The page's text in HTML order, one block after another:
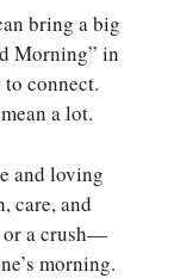
bring a big
Morning” in
connect.
a lot.
and loving
care, and
or a crush—
morning.